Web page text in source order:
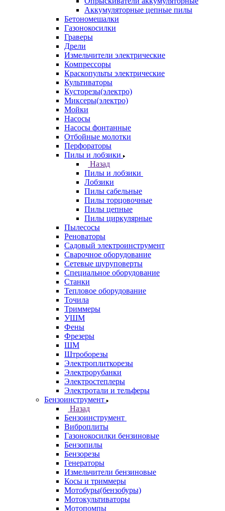
Аккумуляторные цепные пилы
Бетономешалки
Газонокосилки
Граверы
Дрели
Измельчители электрические
Компрессоры
Краскопульты электрические
Культиваторы
Кусторезы(электро)
Миксеры(электро)
Мойки
Насосы
Насосы фонтанные
Отбойные молотки
Перфораторы
Пилы и лобзики
Назад
Пилы и лобзики
Лобзики
Пилы сабельные
Пилы торцовочные
Пилы цепные
Пилы циркулярные
Пылесосы
Реноваторы
Садовый электроинструмент
Сварочное оборудование
Сетевые шуруповерты
Специальное оборудование
Станки
Тепловое оборудование
Точила
Триммеры
УШМ
Фены
Фрезеры
ШМ
Штроборезы
Электроплиткорезы
Электрорубанки
Электростеплеры
Электротали и тельферы
Бензоинструмент
Назад
Бензоинструмент
Виброплиты
Газонокосилки бензиновые
Бензопилы
Бензорезы
Генераторы
Измельчители бензиновые
Косы и триммеры
Мотобуры(бензобуры)
Мотокультиваторы
Мотопомпы